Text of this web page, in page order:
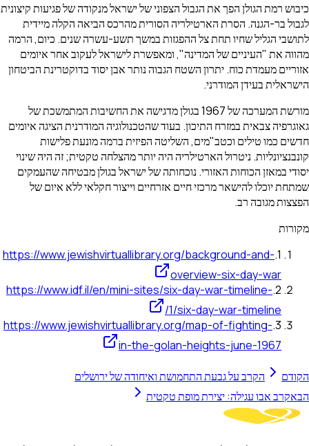
כיבוש רמת הגולן הפך את הגבול הצפוני של ישראל מנקודה של פגיעות קיצונית
לגבול בר-הגנה. הסרת הארטילריה הסורית מהרכס הביאה הקלה מיידית
לתושבי הגליל שחיו תחת צל ההפגזות במשך תשע-עשרה שנים. כיום, הרמה
מהווה את "העיניים של המדינה", ומאפשרת לישראל לעקוב אחר איומים
אזוריים מעמדת כוח. יתרון השטח הגבוה נותר אבן יסוד בדוקטרינת הביטחון
הישראלית בעידן המודרני.
מורשת המערכה של 1967 בגולן מדגישה את החשיבות המתמשכת של
גאוגרפיה צבאית במזרח התיכון. בעוד שהטכנולוגיה המודרנית הציגה איומים
חדשים כמו טילים וכטב"מים, השליטה הפיזית ברמה מונעת פלישות
קונבנציונליות. ניטרול הארטילריה היה יותר מהצלחה טקטית; זה היה שינוי
יסודי במאזן הכוחות האזורי. נוכחותה של ישראל בגולן מבטיחה שהעמקים
שמתחת יוכלו להישאר מרכזי חיים אזרחיים וייצור חקלאי ללא איום של
הפצצות מגובה רב.
מקורות
1
.
https://www.jewishvirtuallibrary.org/background-and-
overview-six-day-war
2
.
https://www.idf.il/en/mini-sites/six-day-war-timeline-
1/six-day-war-timeline/
3
.
https://www.jewishvirtuallibrary.org/map-of-fighting-
in-the-golan-heights-june-1967
הקודם
הקרב על גבעת התחמושת ואיחודה של ירושלים
הבאקרב אבו עגילה: יצירת מופת טקטית